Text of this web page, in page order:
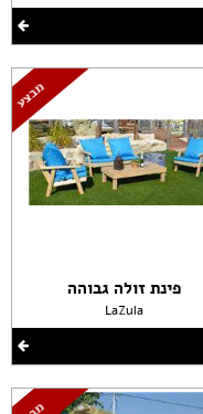
פינת זולה גבוהה
LaZula